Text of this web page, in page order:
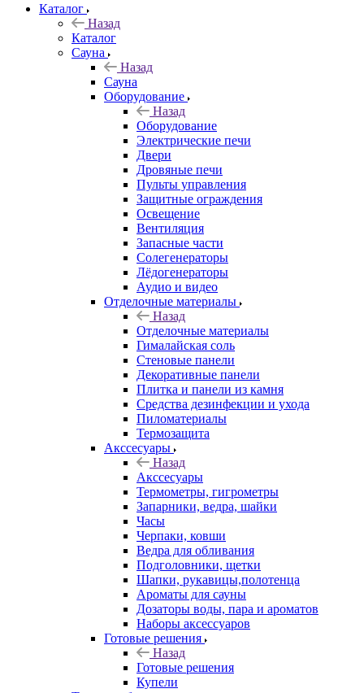
Каталог
Назад
Каталог
Сауна
Назад
Сауна
Оборудование
Назад
Оборудование
Электрические печи
Двери
Дровяные печи
Пульты управления
Защитные ограждения
Освещение
Вентиляция
Запасные части
Солегенераторы
Лёдогенераторы
Аудио и видео
Отделочные материалы
Назад
Отделочные материалы
Гималайская соль
Стеновые панели
Декоративные панели
Плитка и панели из камня
Средства дезинфекции и ухода
Пиломатериалы
Термозащита
Аксcесуары
Назад
Аксcесуары
Термометры, гигрометры
Запарники, ведра, шайки
Часы
Черпаки, ковши
Ведра для обливания
Подголовники, щетки
Шапки, рукавицы,полотенца
Ароматы для сауны
Дозаторы воды, пара и ароматов
Наборы аксессуаров
Готовые решения
Назад
Готовые решения
Купели